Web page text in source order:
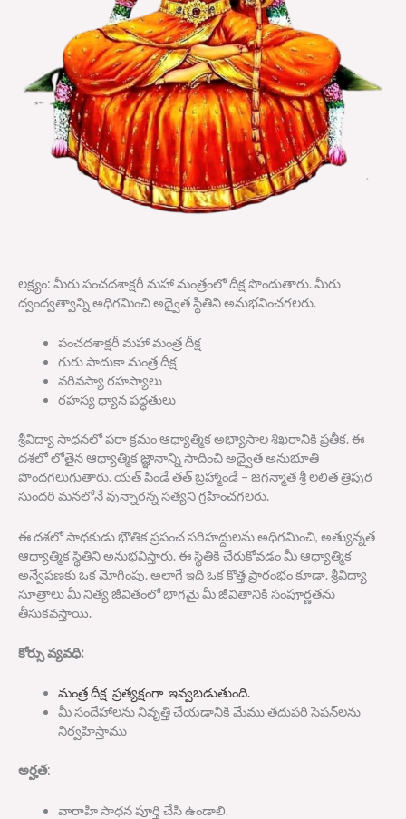
లక్ష్యం: మీరు పంచదశాక్షరీ మహా మంత్రంలో దీక్ష పొందుతారు.మీరు
ద్వంద్వత్వాన్ని అధిగమించి అద్వైత స్థితిని అనుభవించగలరు.
పంచదశాక్షరీ మహా మంత్ర దీక్ష
గురు పాదుకా మంత్ర దీక్ష
వరివస్యా రహస్యాలు
రహస్య ధ్యాన పద్ధతులు
శ్రీవిద్యా సాధనలో పరా క్రమం ఆధ్యాత్మిక అభ్యాసాల శిఖరానికి ప్రతీక.ఈ
దశలో లోతైన ఆధ్యాత్మిక జ్ఞానాన్ని సాదించి అద్వైత అనుభూతి
పొందగలుగుతారు.యత్ పిండే తత్ బ్రహ్మాండే – జగన్మాత శ్రీ లలిత త్రిపుర
సుందరి మనలోనే వున్నారన్న సత్యని గ్రహించగలరు.
ఈ దశలో సాధకుడు భౌతిక ప్రపంచ సరిహద్దులను అధిగమించి, అత్యున్నత
ఆధ్యాత్మిక స్థితిని అనుభవిస్తారు.ఈ స్థితికి చేరుకోవడం మీ ఆధ్యాత్మిక
అన్వేషణకు ఒక మోగింపు.అలాగే ఇది ఒక కొత్త ప్రారంభం కూడా.శ్రీవిద్యా
సూత్రాలు మీ నిత్య జీవితంలో భాగమై మీ జీవితానికి సంపూర్ణతను
తీసుకవస్తాయి.
కోర్సువ్యవధి:
మంత్ర దీక్షప్రత్యక్షంగా ఇవ్వబడుతుంది.
మీ సందేహాలను నివృత్తి చేయడానికి మేము తదుపరి సెషన్‌లను
నిర్వహిస్తాము
అర్హత:
వారాహి సాధన పూర్తి చేసి ఉండాలి.